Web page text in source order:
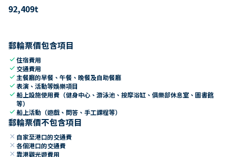
92,409t
郵輪票價包含項目
check住宿費用
check 交通費用
check 主餐廳的早餐、午餐、晚餐及自助餐廳
check表演、活動等娛樂項目
check船上設施使用費（健身中心、游泳池、按摩浴缸、俱樂部休息室、圖書館
等）
check船上活動（遊戲、問答、手工課程等）
郵輪票價不包含項目
close 自家至港口的交通費
close 各個港口的交通費
close 靠港觀光遊費用